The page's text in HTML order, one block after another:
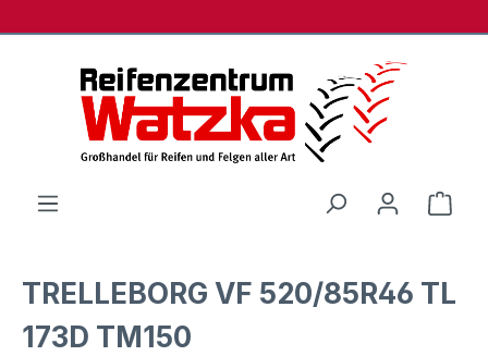
TRELLEBORG VF 520/85R46 TL
173D TM150